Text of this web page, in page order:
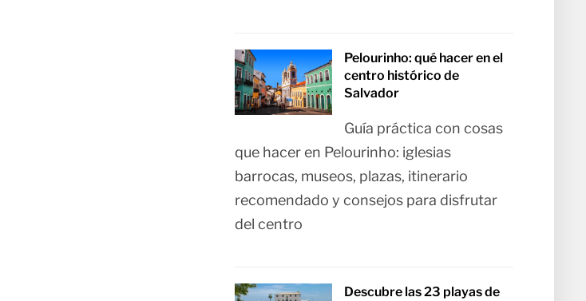
Pelourinho: qué hacer en el
centro histórico de
Salvador
Guía práctica con cosas
que hacer en Pelourinho: iglesias
barrocas, museos, plazas, itinerario
recomendado y consejos para disfrutar
del centro
Descubre las 23 playas de